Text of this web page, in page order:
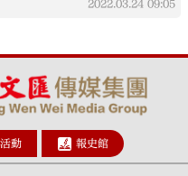
2022.03.24 09:05
動 報史館